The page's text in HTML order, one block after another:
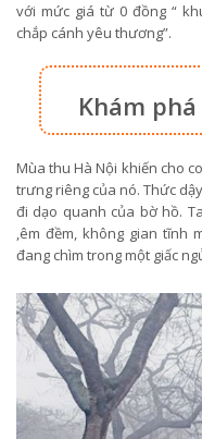
với mức giá từ 0 đồng “
chắp cánh yêu thương”.
Khám
Mùa thu Hà Nội khiến cho
trưng riêng của nó. Thức
đi dạo quanh của bờ hồ.
,êm đềm, không gian tĩnh
đang chìm trong một giấc